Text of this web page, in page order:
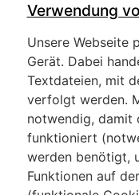
Verwendung
Unsere Webseite
Gerät. Dabei
Textdateien, mit
verfolgt werden.
notwendig, damit
funktioniert
werden benötigt,
Funktionen auf